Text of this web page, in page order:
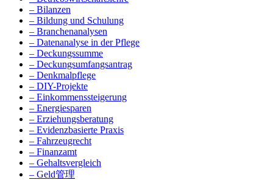
– Bilanzen
– Bildung und Schulung
– Branchenanalysen
– Datenanalyse in der Pflege
– Deckungssumme
– Deckungsumfangsantrag
– Denkmalpflege
– DIY-Projekte
– Einkommenssteigerung
– Energiesparen
– Erziehungsberatung
– Evidenzbasierte Praxis
– Fahrzeugrecht
– Finanzamt
– Gehaltsvergleich
– Geld管理